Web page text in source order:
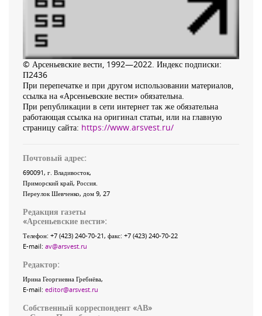
© Арсеньевские вести, 1992—2022. Индекс подписки:
П2436
При перепечатке и при другом использовании материалов,
ссылка на «Арсеньевские вести» обязательна.
При републикации в сети интернет так же обязательна
работающая ссылка на оригинал статьи, или на главную
страницу сайта: https://www.arsvest.ru/
Почтовый адрес:
690091, г. Владивосток,
Приморский край, Россия
Переулок Шевченко, дом 9, 27
Редакция газеты
«Арсеньевские вести»:
Телефон: +7 (423) 240-70-21, факс: +7 (423) 240-70-22
E-mail: av@arsvest.ru
Редактор:
Ирина Георгиевна Гребнёва,
E-mail: editor@arsvest.ru
Собственный корреспондент «АВ»